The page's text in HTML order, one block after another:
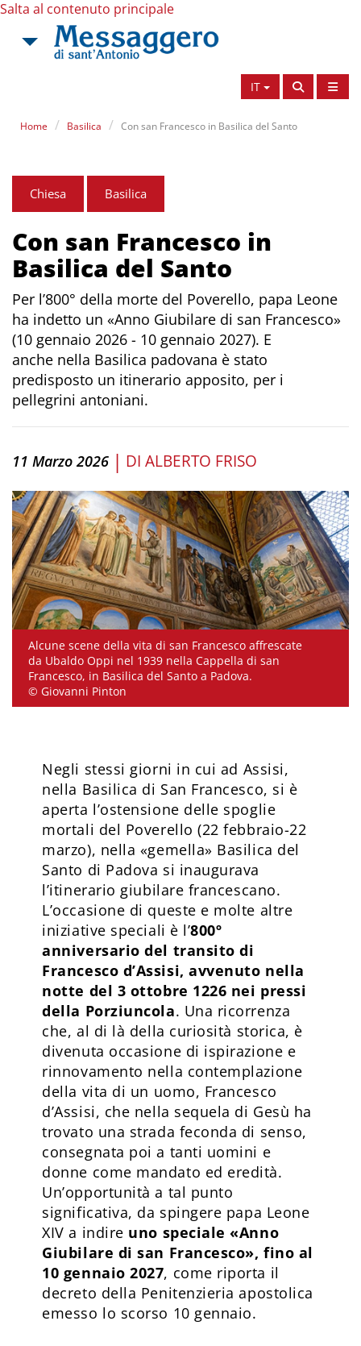
Salta al contenuto principale
IT
Home Basilica Con san Francesco in Basilica del Santo
Chiesa Basilica
Con san Francesco in
Basilica del Santo
Per l’800° della morte del Poverello, papa Leone
ha indetto un «Anno Giubilare di san Francesco»
(10 gennaio 2026 - 10 gennaio 2027). E
anche nella Basilica padovana è stato
predisposto un itinerario apposito, per i
pellegrini antoniani.
11 Marzo 2026 | DI ALBERTO FRISO
Alcune scene della vita di san Francesco affrescate
da Ubaldo Oppi nel 1939 nella Cappella di san
Francesco, in Basilica del Santo a Padova.
© Giovanni Pinton
Negli stessi giorni in cui ad Assisi,
nella Basilica di San Francesco, si è
aperta l’ostensione delle spoglie
mortali del Poverello (22 febbraio-22
marzo), nella «gemella» Basilica del
Santo di Padova si inaugurava
l’itinerario giubilare francescano.
L’occasione di queste e molte altre
iniziative speciali è l’800º
anniversario del transito di
Francesco d’Assisi, avvenuto nella
notte del 3 ottobre 1226 nei pressi
della Porziuncola. Una ricorrenza
che, al di là della curiosità storica, è
divenuta occasione di ispirazione e
rinnovamento nella contemplazione
della vita di un uomo, Francesco
d’Assisi, che nella sequela di Gesù ha
trovato una strada feconda di senso,
consegnata poi a tanti uomini e
donne come mandato ed eredità.
Un’opportunità a tal punto
significativa, da spingere papa Leone
XIV a indire uno speciale «Anno
Giubilare di san Francesco», fino al
10 gennaio 2027, come riporta il
decreto della Penitenzieria apostolica
emesso lo scorso 10 gennaio.